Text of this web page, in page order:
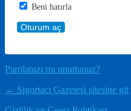
Beni hatırla
Parolanızı mı unuttunuz?
← Sigortacı Gazetesi sitesine git